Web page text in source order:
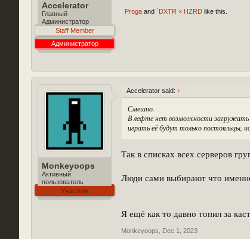
Accelerator
Главный
Администратор
Staff Member
Администратор
Proga and `DXTR × HZRD like this.
Monkeyoops
Активный
пользователь
Участник
Accelerator said: ↑
Смешно.
В лефте нет возможности загружать
играть её будут только постояльцы,
Так в списках всех серверов
Люди сами выбирают что именно
Я ещё как то давно топил за
Monkeyoops Dec 1, 2023